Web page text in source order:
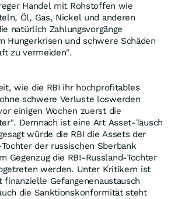
Handel mit Rohstoffen wie
Öl, Gas, Nickel und anderen
natürlich Zahlungsvorgänge
Hungerkrisen und schwere Schäden
zu vermeiden".
wie die RBI ihr hochprofitables
schwere Verluste loswerden
einigen Wochen zuerst die
Demnach ist eine Art Asset-Tausch
würde die RBI die Assets der
der russischen Sberbank
Gegenzug die RBI-Russland-Tochter
werden. Unter Kritikern ist
finanzielle Gefangenenaustausch
die Sanktionskonformität steht